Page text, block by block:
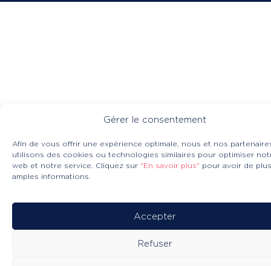
Gérer le consentement
Afin de vous offrir une expérience optimale, nous et nos
utilisons des cookies ou technologies similaires pour optimiser
web et notre service. Cliquez sur "En savoir plus" pour avoir de plus
amples informations.
Accepter
Refuser